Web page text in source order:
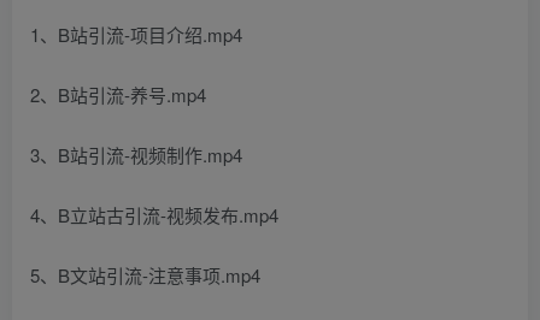
1、B站引流-项目介绍.mp4
2、B站引流-养号.mp4
3、B站引流-视频制作.mp4
4、B立站古引流-视频发布.mp4
5、B文站引流-注意事项.mp4